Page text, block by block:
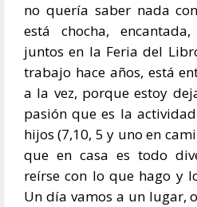
no quería saber nada
está chocha,
juntos en la Feria del
trabajo hace años, está
a la vez, porque estoy
pasión que es la
hijos (7,10, 5 y uno en
que en casa es todo
reírse con lo que hago y
Un día vamos a un lugar,